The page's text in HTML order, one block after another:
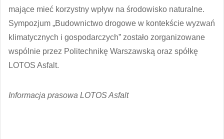
mające mieć korzystny wpływ na środowisko naturalne.
Sympozjum „Budownictwo drogowe w kontekście wyzwań
klimatycznych i gospodarczych” zostało zorganizowane
wspólnie przez Politechnikę Warszawską oraz spółkę
LOTOS Asfalt.
Informacja prasowa LOTOS Asfalt